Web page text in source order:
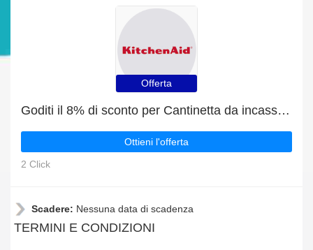
Offerta
Goditi il 8% di sconto per Cantinetta da incasso KCBWX 70600L0 | fine presto
Ottieni l'offerta
2 Click
Scadere: Nessuna data di scadenza
TERMINI E CONDIZIONI